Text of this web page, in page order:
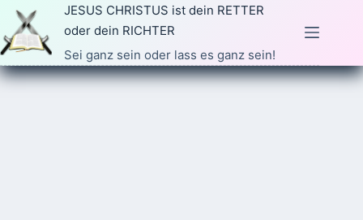
Zum
Inhalt
springen
JESUS CHRISTUS ist dein RETTER
oder dein RICHTER
Sei ganz sein oder lass es ganz sein!